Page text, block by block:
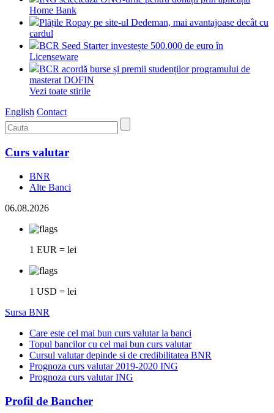
Home Bank
Plățile Ropay pe site-ul Dedeman, mai avantajoase decât cu
cardul
BCR Seed Starter investește 500.000 de euro în
Licenseware
BCR acordă burse și premii studenților programului de
masterat DOFIN
Vezi toate stirile
English Contact
Curs valutar
BNR
Alte Banci
06.08.2026
1 EUR = lei
1 USD = lei
Sursa BNR
Care este cel mai bun curs valutar la banci
Topul bancilor cu cel mai bun curs valutar
Cursul valutar depinde si de credibilitatea BNR
Prognoza curs valutar 2019-2020 ING
Prognoza curs valutar ING
Profil de Bancher